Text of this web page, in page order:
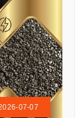
07-07